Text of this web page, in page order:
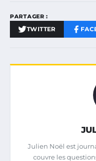
PARTAGER :
TWITTER
Julien Noël est
couvre les